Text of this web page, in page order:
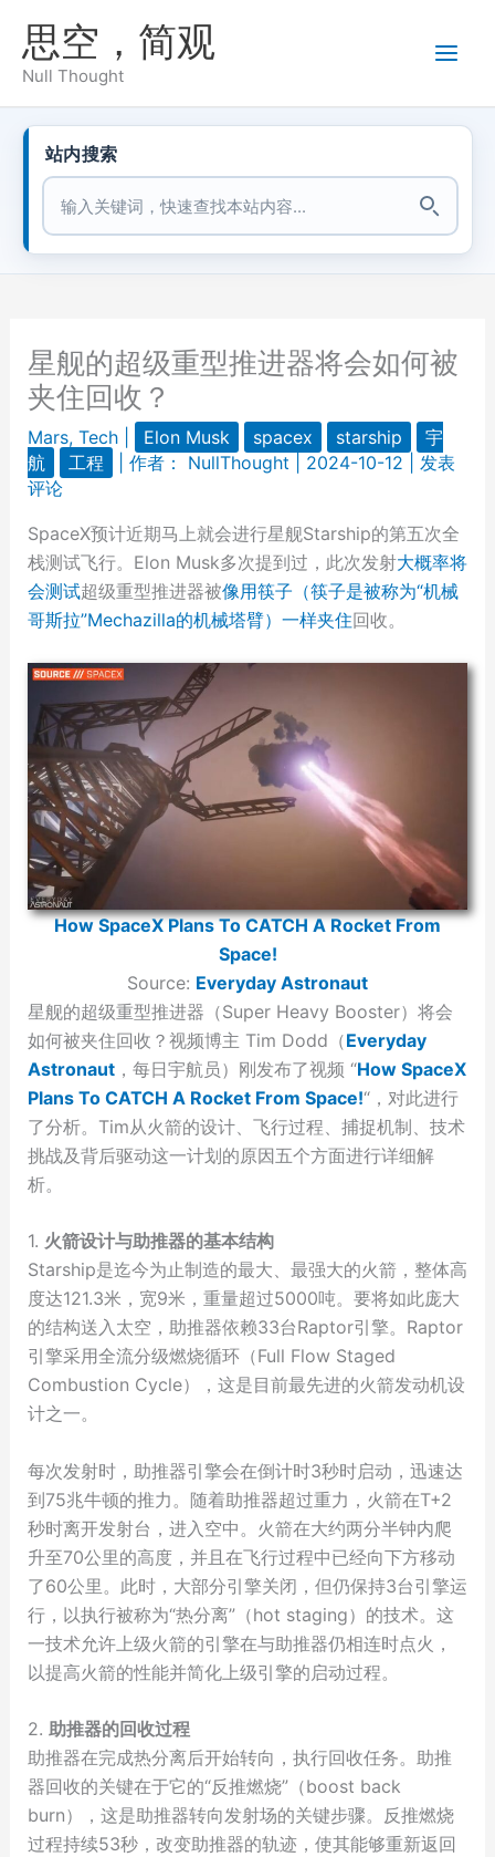
思空，简观
Null Thought
站内搜索
站内搜索
星舰的超级重型推进器将会如何被
夹住回收？
Mars, Tech| Elon Musk spacex starship
宇
航
工程 | 作者： NullThought 2024-10-12
发表
评论
SpaceX预计近期马上就会进行星舰Starship的第五次全
栈测试飞行。Elon Musk多次提到过，此次发射大概率将
会测试超级重型推进器被像用筷子（筷子是被称为“机械
哥斯拉”Mechazilla的机械塔臂）一样夹住回收。
How SpaceX Plans To CATCH A Rocket From
Space!
Source: Everyday Astronaut
星舰的超级重型推进器（Super Heavy Booster）将会
如何被夹住回收？视频博主 Tim Dodd（Everyday
Astronaut，每日宇航员）刚发布了视频 “How SpaceX
Plans To CATCH A Rocket From Space!“，对此进行
了分析。Tim从火箭的设计、飞行过程、捕捉机制、技术
挑战及背后驱动这一计划的原因五个方面进行详细解
析。
1. 火箭设计与助推器的基本结构
Starship是迄今为止制造的最大、最强大的火箭，整体高
度达121.3米，宽9米，重量超过5000吨。要将如此庞大
的结构送入太空，助推器依赖33台Raptor引擎。Raptor
引擎采用全流分级燃烧循环（Full Flow Staged
Combustion Cycle），这是目前最先进的火箭发动机设
计之一。
每次发射时，助推器引擎会在倒计时3秒时启动，迅速达
到75兆牛顿的推力。随着助推器超过重力，火箭在T+2
秒时离开发射台，进入空中。火箭在大约两分半钟内爬
升至70公里的高度，并且在飞行过程中已经向下方移动
了60公里。此时，大部分引擎关闭，但仍保持3台引擎运
行，以执行被称为“热分离”（hot staging）的技术。这
一技术允许上级火箭的引擎在与助推器仍相连时点火，
以提高火箭的性能并简化上级引擎的启动过程。
2. 助推器的回收过程
助推器在完成热分离后开始转向，执行回收任务。助推
器回收的关键在于它的“反推燃烧”（boost back
burn），这是助推器转向发射场的关键步骤。反推燃烧
过程持续53秒，改变助推器的轨迹，使其能够重新返回